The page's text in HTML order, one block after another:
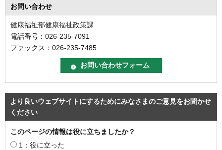
お問い合わせ
健康福祉部健康福祉政策課
電話番号：026-235-7091
ファックス：026-235-7485
より良いウェブサイトにするためにみなさまのご意見をお聞かせ
ください
このページの情報は役に立ちましたか？
1：役に立った